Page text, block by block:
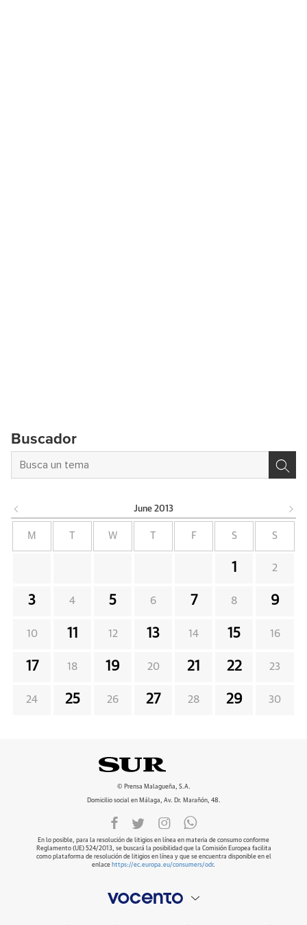
Buscador
June 2013
M W F S S
1 2
3 4 5 6 7 8 9
10 11 12 13 14 15 16
17 18 19 20 21 22 23
24 25 26 27 28 29 30
© Prensa Malagueña, S.A.
Domicilio social en Málaga, Av. Dr. Marañón, 48.
En lo posible, para la resolución de litigios en línea en materia de consumo conforme
Reglamento (UE) 524/2013, se buscará la posibilidad que la Comisión Europea facilita
como plataforma de resolución de litigios en línea y que se encuentra disponible en el
enlace https://ec.europa.eu/consumers/odr.